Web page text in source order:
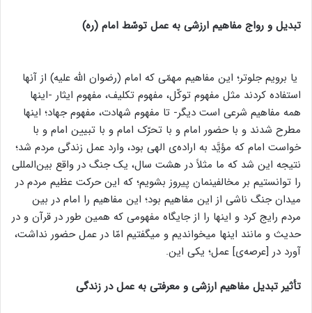
تبدیل و رواج مفاهیم ارزشی به عمل توسّط امام (ره)
یا برویم جلوتر؛ این مفاهیم مهمّی که امام (رضوان ‌الله‌ علیه) از آنها
استفاده کردند مثل مفهوم توکّل، مفهوم تکلیف، مفهوم ایثار -اینها
همه مفاهیم شرعی است دیگر- تا مفهوم شهادت، مفهوم جهاد؛ اینها
مطرح شدند و با حضور امام و با تحرّک امام و با تبیین امام و با
خواست امام که مؤیَّد به اراده‌ی الهی بود، وارد عمل زندگی مردم شد؛
نتیجه این شد که ما مثلاً‌ در هشت سال، یک جنگ در واقع بین‌المللی
را توانستیم بر مخالفینمان پیروز بشویم؛ که این حرکت عظیم مردم در
میدان جنگ ناشی از این مفاهیم بود؛ این مفاهیم را امام در بین
مردم رایج کرد و اینها را از جایگاه مفهومی که همین‌ طور در قرآن و در
حدیث و مانند اینها میخواندیم و میگفتیم امّا در عمل حضور نداشت،
آورد در [عرصه‌ی] عمل؛ یکی این.
تأثیر تبدیل مفاهیم ارزشی و معرفتی به عمل در زندگی